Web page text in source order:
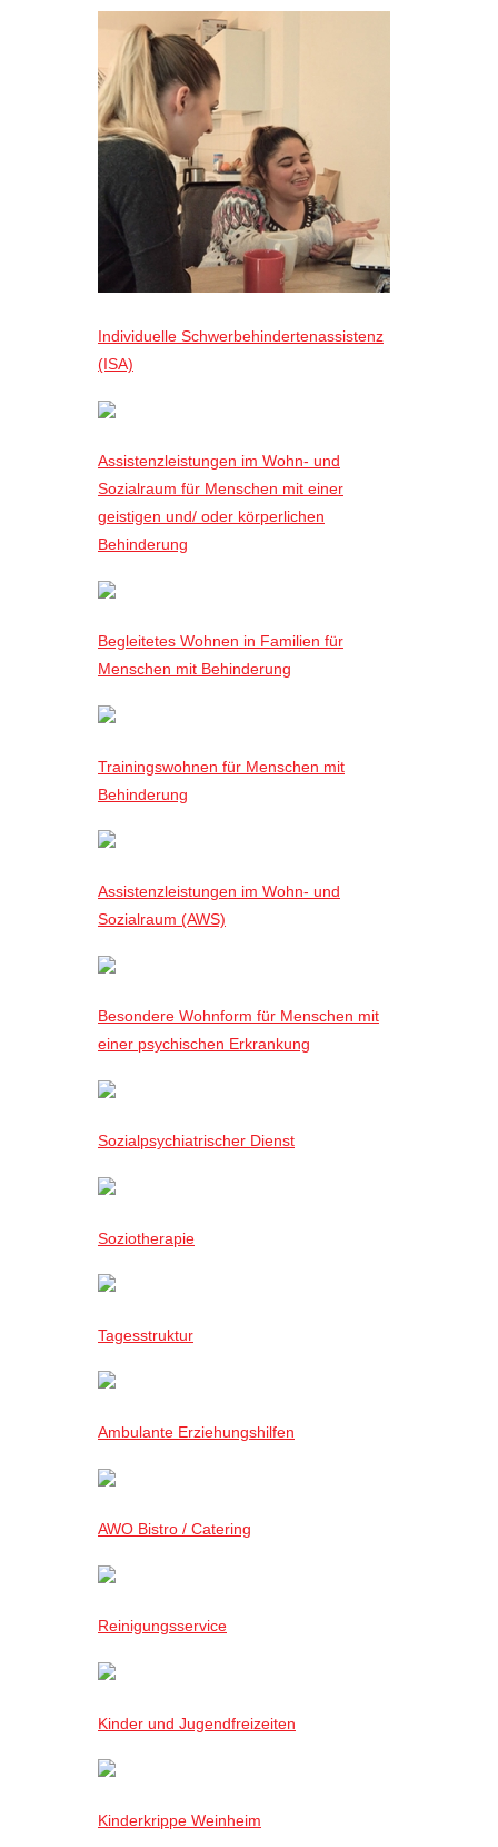
Individuelle Schwerbehindertenassistenz
(ISA)
Assistenzleistungen im Wohn- und
Sozialraum für Menschen mit einer
geistigen und/ oder körperlichen
Behinderung
Begleitetes Wohnen in Familien für
Menschen mit Behinderung
Trainingswohnen für Menschen mit
Behinderung
Assistenzleistungen im Wohn- und
Sozialraum (AWS)
Besondere Wohnform für Menschen mit
einer psychischen Erkrankung
Sozialpsychiatrischer Dienst
Soziotherapie
Tagesstruktur
Ambulante Erziehungshilfen
AWO Bistro / Catering
Reinigungsservice
Kinder und Jugendfreizeiten
Kinderkrippe Weinheim